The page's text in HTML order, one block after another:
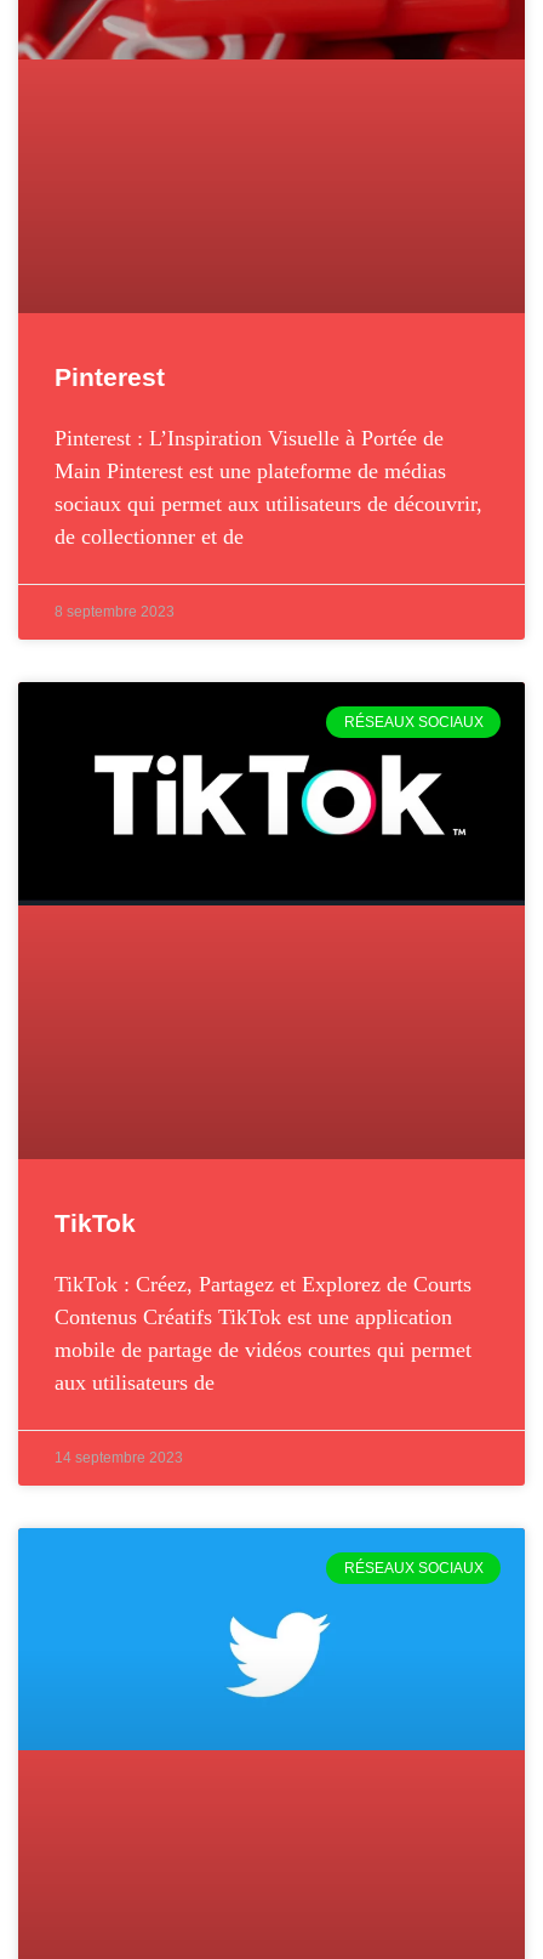
Pinterest
Pinterest : L’Inspiration Visuelle à Portée de
Main Pinterest est une plateforme de médias
sociaux qui permet aux utilisateurs de découvrir,
de collectionner et de
8 septembre 2023
RÉSEAUX SOCIAUX
TikTok
TikTok : Créez, Partagez et Explorez de Courts
Contenus Créatifs TikTok est une application
mobile de partage de vidéos courtes qui permet
aux utilisateurs de
14 septembre 2023
RÉSEAUX SOCIAUX